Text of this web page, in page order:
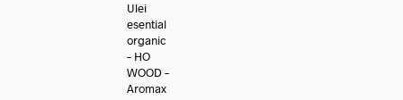
Ulei
esential
organic
– HO
WOOD –
Aromax